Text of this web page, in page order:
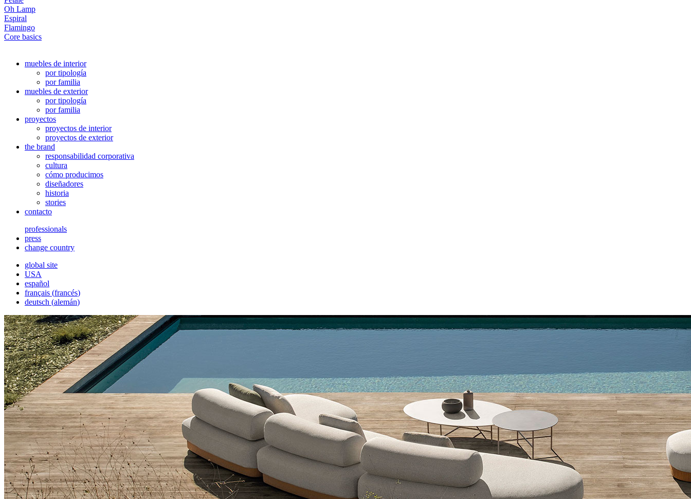
Oh Lamp
Espiral
Flamingo
Core basics
muebles de interior
por tipología
por familia
muebles de exterior
por tipología
por familia
proyectos
proyectos de interior
proyectos de exterior
the brand
responsabilidad corporativa
cultura
cómo producimos
diseñadores
historia
stories
contacto
professionals
press
change country
global site
USA
español
français (francés)
deutsch (alemán)